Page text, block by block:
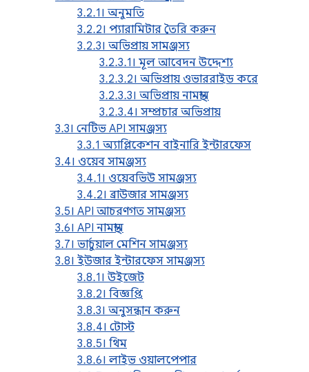
3.2.1। অনুমতি
3.2.2। প্যারামিটার তৈরি করুন
3.2.3। অভিপ্রায় সামঞ্জস্য
3.2.3.1। মূল আবেদন উদ্দেশ্য
3.2.3.2। অভিপ্রায় ওভাররাইড করে
3.2.3.3। অভিপ্রায় নামস্থান
3.2.3.4। সম্প্রচার অভিপ্রায়
3.3। নেটিভ API সামঞ্জস্য
3.3.1 অ্যাপ্লিকেশন বাইনারি ইন্টারফেস
3.4। ওয়েব সামঞ্জস্য
3.4.1। ওয়েবভিউ সামঞ্জস্য
3.4.2। ব্রাউজার সামঞ্জস্য
3.5। API আচরণগত সামঞ্জস্য
3.6। API নামস্থান
3.7। ভার্চুয়াল মেশিন সামঞ্জস্য
3.8। ইউজার ইন্টারফেস সামঞ্জস্য
3.8.1। উইজেট
3.8.2। বিজ্ঞপ্তি
3.8.3। অনুসন্ধান করুন
3.8.4। টোস্ট
3.8.5। থিম
3.8.6। লাইভ ওয়ালপেপার